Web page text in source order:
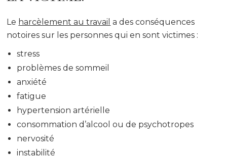
Le harcèlement au travail a des conséquences
notoires sur les personnes qui en sont victimes :
stress
problèmes de sommeil
anxiété
fatigue
hypertension artérielle
consommation d’alcool ou de psychotropes
nervosité
instabilité